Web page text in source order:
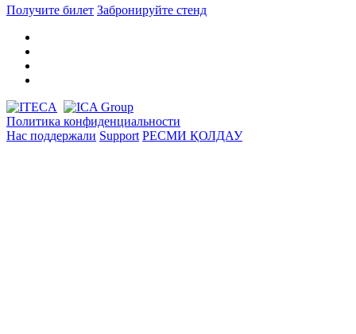
Получите билет Забронируйте стенд
Политика конфиденциальности
Нас поддержали Support РЕСМИ ҚОЛДАУ